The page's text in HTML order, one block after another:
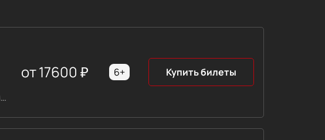
Санкт-Петербург, Большой зал филармонии имени Шостаковича
от17600 ₽ 6+ Купить билеты